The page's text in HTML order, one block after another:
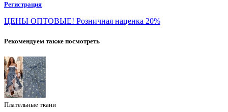
Регистрация
ЦЕНЫ ОПТОВЫЕ! Розничная наценка 20%
Рекомендуем также посмотреть
Плательные ткани